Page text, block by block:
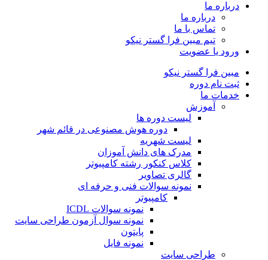
درباره ما
درباره ما
تماس با ما
تیم مبین فرا گستر نیکو
ورود یا عضویت
مبین فرا گستر نیکو
ثبت نام دوره
خدمات ما
آموزش
لیست دوره ها
دوره هوش مصنوعی در قائم شهر
لیست شهریه
مدرک های دانش آموزان
کلاس کنکور رشته کامپیوتر
گالری تصاویر
نمونه سوالات فنی و حرفه ای
کامپیوتر
نمونه سوالات ICDL
نمونه سوال آزمون طراحی سایت
پایتون
نمونه فایل
طراحی سایت